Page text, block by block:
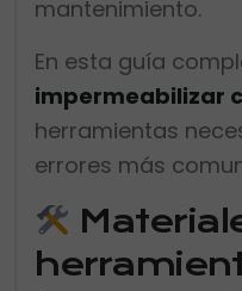
mantenimiento.
En esta guía
impermeabilizar
herramientas
errores más